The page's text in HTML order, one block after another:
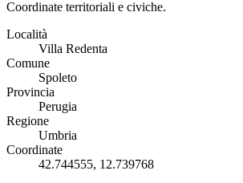
Coordinate territoriali e civiche.
Località
Villa Redenta
Comune
Spoleto
Provincia
Perugia
Regione
Umbria
Coordinate
42.744555, 12.739768